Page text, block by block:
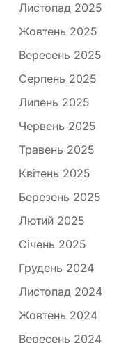
Листопад 2025
Жовтень 2025
Вересень 2025
Серпень 2025
Липень 2025
Червень 2025
Травень 2025
Квітень 2025
Березень 2025
Лютий 2025
Січень 2025
Грудень 2024
Листопад 2024
Жовтень 2024
Вересень 2024